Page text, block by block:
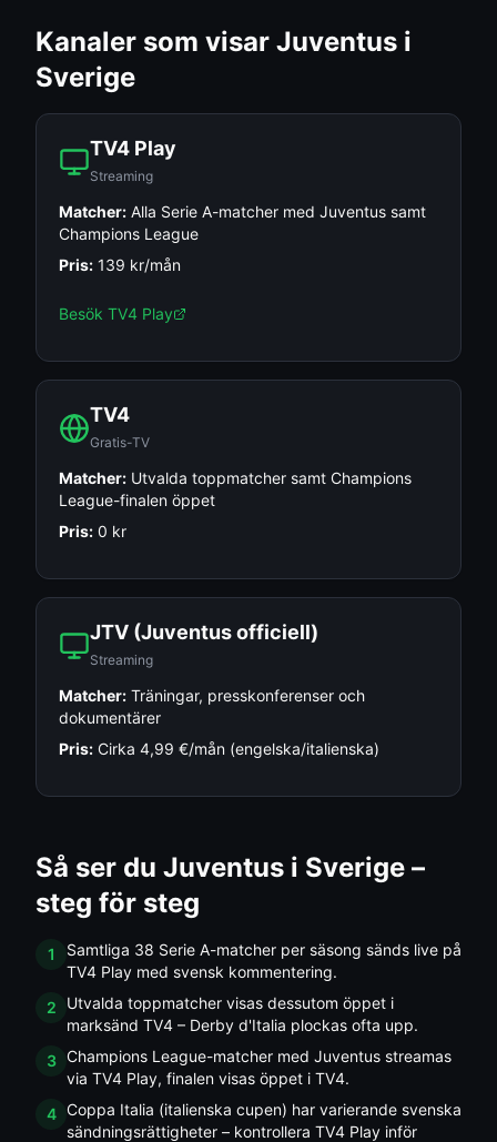
Kanaler som visar Juventus i
Sverige
TV4 Play
Streaming
Matcher: Alla Serie A-matcher med Juventus samt
Champions League
Pris: 139 kr/mån
Besök TV4 Play
TV4
Gratis-TV
Matcher: Utvalda toppmatcher samt Champions
League-finalen öppet
Pris: 0 kr
JTV (Juventus officiell)
Streaming
Matcher: Träningar, presskonferenser och
dokumentärer
Pris: Cirka 4,99 €/mån (engelska/italienska)
Så ser du Juventus i Sverige –
steg för steg
1
Samtliga 38 Serie A-matcher per säsong sänds live på
TV4 Play med svensk kommentering.
2
Utvalda toppmatcher visas dessutom öppet i
marksänd TV4 – Derby d'Italia plockas ofta upp.
3 Champions League-matcher med Juventus streamas
via TV4 Play, finalen visas öppet i TV4.
4 Coppa Italia (italienska cupen) har varierande svenska
sändningsrättigheter – kontrollera TV4 Play inför